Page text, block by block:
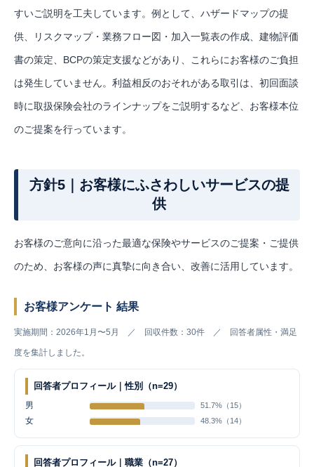
すいご説明を工夫しています。例として、ハザードマップの提
供、リスクマップ・業務フロー図・加入一覧表の作成、建物評価
書の策定、BCPの策定支援などがあり、これらにお客様のご負担
は発生していません。利益相反のおそれがある取引は、初回面談
時に取扱保険会社のラインナップをご説明するなど、お客様本位
のご提案を行っています。
方針5｜お客様にふさわしいサービスの提
供
お客様のご意向に沿った最適な保険やサービスのご提案・ご提供
のため、お客様の声に真摯に向き合い、改善に活用しています。
お客様アンケート 結果
実施期間：2026年1月〜5月 ／ 回収件数：30件 ／ 回答者属性・満足
度を集計しました。
回答者プロフィール｜性別（n=29）
男 51.7%（15）
女 48.3%（14）
回答者プロフィール｜職業（n=27）